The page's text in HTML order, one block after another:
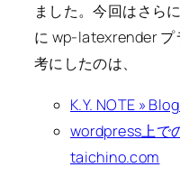
ました。今回はさら
に wp-latexrender プ
考にしたのは、
K.Y. NOTE »
wordpress上で
taichino.com